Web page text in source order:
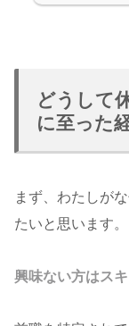
どうして
に至った
まず、わたしが
たいと思います。
興味ない方はスキ